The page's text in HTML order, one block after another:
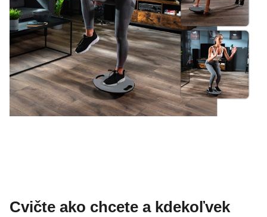
Cvičte ako chcete a kdekoľvek